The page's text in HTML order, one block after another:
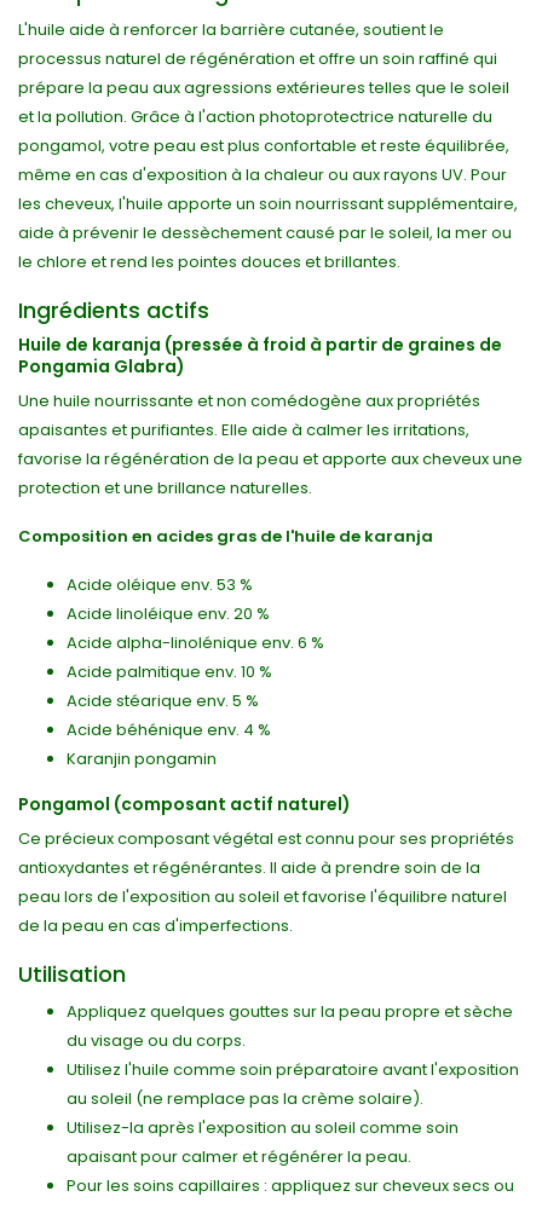
L'huile aide à renforcer la barrière cutanée, soutient le
processus naturel de régénération et offre un soin raffiné qui
prépare la peau aux agressions extérieures telles que le soleil
et la pollution. Grâce à l'action photoprotectrice naturelle du
pongamol, votre peau est plus confortable et reste équilibrée,
même en cas d'exposition à la chaleur ou aux rayons UV. Pour
les cheveux, l'huile apporte un soin nourrissant supplémentaire,
aide à prévenir le dessèchement causé par le soleil, la mer ou
le chlore et rend les pointes douces et brillantes.
Ingrédients actifs
Huile de karanja (pressée à froid à partir de graines de
Pongamia Glabra)
Une huile nourrissante et non comédogène aux propriétés
apaisantes et purifiantes. Elle aide à calmer les irritations,
favorise la régénération de la peau et apporte aux cheveux une
protection et une brillance naturelles.
Composition en acides gras de l'huile de karanja
Acide oléique env. 53 %
Acide linoléique env. 20 %
Acide alpha-linolénique env. 6 %
Acide palmitique env. 10 %
Acide stéarique env. 5 %
Acide béhénique env. 4 %
Karanjin pongamin
Pongamol (composant actif naturel)
Ce précieux composant végétal est connu pour ses propriétés
antioxydantes et régénérantes. Il aide à prendre soin de la
peau lors de l'exposition au soleil et favorise l'équilibre naturel
de la peau en cas d'imperfections.
Utilisation
Appliquez quelques gouttes sur la peau propre et sèche
du visage ou du corps.
Utilisez l'huile comme soin préparatoire avant l'exposition
au soleil (ne remplace pas la crème solaire).
Utilisez-la après l'exposition au soleil comme soin
apaisant pour calmer et régénérer la peau.
Pour les soins capillaires : appliquez sur cheveux secs ou